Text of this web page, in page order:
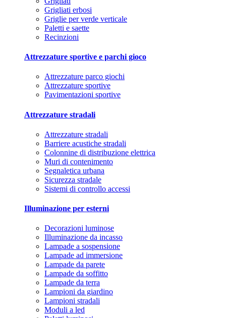
Grigliati erbosi
Griglie per verde verticale
Paletti e saette
Recinzioni
Attrezzature sportive e parchi gioco
Attrezzature parco giochi
Attrezzature sportive
Pavimentazioni sportive
Attrezzature stradali
Attrezzature stradali
Barriere acustiche stradali
Colonnine di distribuzione elettrica
Muri di contenimento
Segnaletica urbana
Sicurezza stradale
Sistemi di controllo accessi
Illuminazione per esterni
Decorazioni luminose
Illuminazione da incasso
Lampade a sospensione
Lampade ad immersione
Lampade da parete
Lampade da soffitto
Lampade da terra
Lampioni da giardino
Lampioni stradali
Moduli a led